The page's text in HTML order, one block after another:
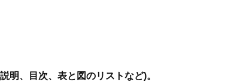
明、目次、表と図のリストなど)。